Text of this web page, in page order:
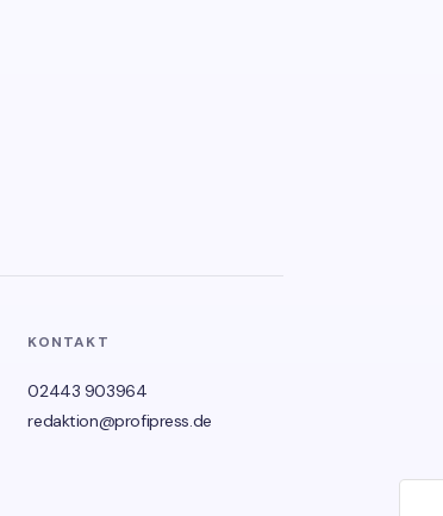
KONTAKT
02443 903964
redaktion@profipress.de